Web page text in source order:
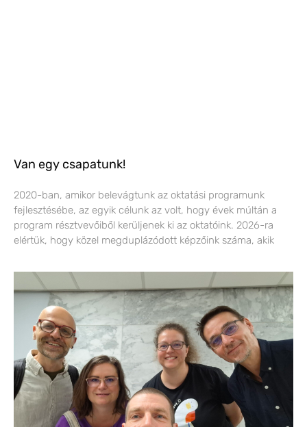
Van egy csapatunk!
2020-ban, amikor belevágtunk az oktatási programunk
fejlesztésébe, az egyik célunk az volt, hogy évek múltán a
program résztvevőiből kerüljenek ki az oktatóink. 2026-ra
elértük, hogy közel megduplázódott képzőink száma, akik